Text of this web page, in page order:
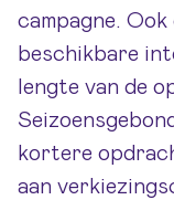
campagne.
beschikbare
lengte van de
kortere
aan